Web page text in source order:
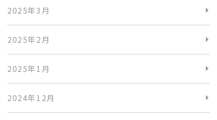
2025年3月
2025年2月
2025年1月
2024年12月